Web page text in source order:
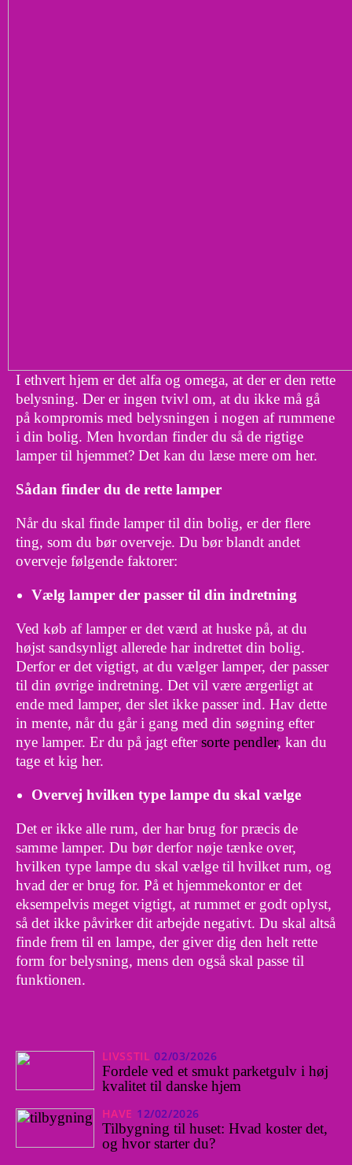
I ethvert hjem er det alfa og omega, at der er den rette
belysning. Der er ingen tvivl om, at du ikke må gå
på kompromis med belysningen i nogen af rummene
i din bolig. Men hvordan finder du så de rigtige
lamper til hjemmet? Det kan du læse mere om her.
Sådan finder du de rette lamper
Når du skal finde lamper til din bolig, er der flere
ting, som du bør overveje. Du bør blandt andet
overveje følgende faktorer:
Vælg lamper der passer til din indretning
Ved køb af lamper er det værd at huske på, at du
højst sandsynligt allerede har indrettet din bolig.
Derfor er det vigtigt, at du vælger lamper, der passer
til din øvrige indretning. Det vil være ærgerligt at
ende med lamper, der slet ikke passer ind. Hav dette
in mente, når du går i gang med din søgning efter
nye lamper. Er du på jagt eftersorte pendler, kan du
tage et kig her.
Overvej hvilken type lampe du skal vælge
Det er ikke alle rum, der har brug for præcis de
samme lamper. Du bør derfor nøje tænke over,
hvilken type lampe du skal vælge til hvilket rum, og
hvad der er brug for. På et hjemmekontor er det
eksempelvis meget vigtigt, at rummet er godt oplyst,
så det ikke påvirker dit arbejde negativt. Du skal altså
finde frem til en lampe, der giver dig den helt rette
form for belysning, mens den også skal passe til
funktionen.
LIVSSTIL 02/03/2026
Fordele ved et smukt parketgulv i høj
kvalitet til danske hjem
HAVE 12/02/2026
Tilbygning til huset: Hvad koster det,
og hvor starter du?